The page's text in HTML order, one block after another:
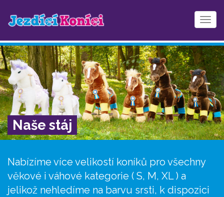
Naše stáj
Nabízíme více velikostí koníků pro všechny
věkové i váhové kategorie ( S, M, XL ) a
jelikož nehledíme na barvu srsti, k dispozici